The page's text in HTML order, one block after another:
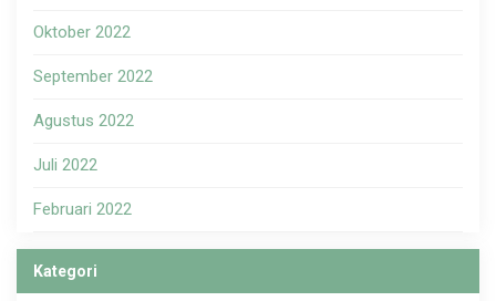
Oktober 2022
September 2022
Agustus 2022
Juli 2022
Februari 2022
Kategori